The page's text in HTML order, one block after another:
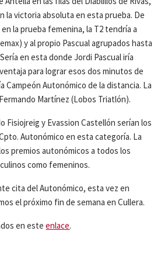
la victoria absoluta en esta prueba. De
la prueba femenina, la T2 tendría a
y al propio Pascual agrupados hasta
en esta donde Jordi Pascual iría
para lograr esos dos minutos de
Campeón Autonómico de la distancia. La
Martínez (Lobos Triatlón).
Fisiojreig y Evassion Castellón serían los
Autonómico en esta categoría. La
premios autonómicos a todos los
como femeninos.
cita del Autonómico, esta vez en
el próximo fin de semana en Cullera.
en esteenlace.